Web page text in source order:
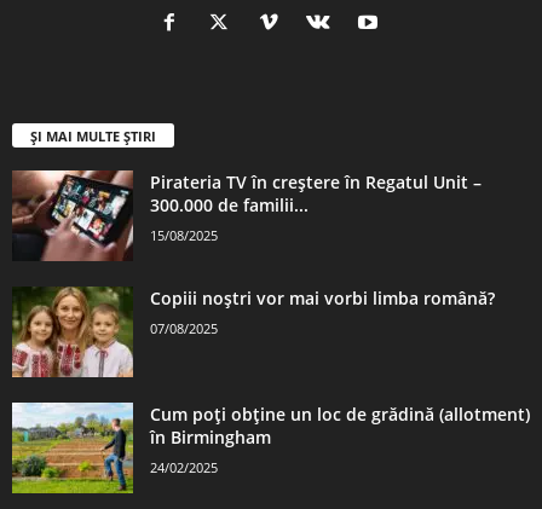
ȘI MAI MULTE ȘTIRI
Pirateria TV în creștere în Regatul Unit –
300.000 de familii...
15/08/2025
Copiii noștri vor mai vorbi limba română?
07/08/2025
Cum poți obține un loc de grădină (allotment)
în Birmingham
24/02/2025